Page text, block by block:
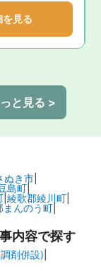
を見る
同じエリアの別の薬剤師求人をもっと見る >
ぬき市|
島町|
| 綾歌郡綾川町|
まんのう町|
内容で探す
剤併設)